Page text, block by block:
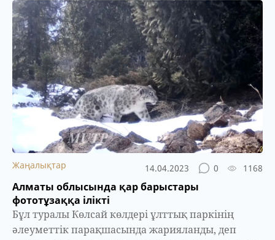
Жаңалықтар 14.04.2023 0 1168
Алматы облысында қар барыстары
фототұзаққа ілікті
Бұл туралы Көлсай көлдері ұлттық паркінің
әлеуметтік парақшасында жарияланды, деп